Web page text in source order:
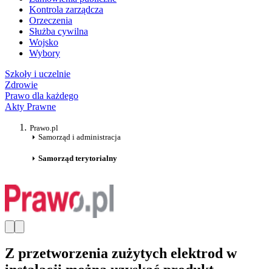
Kontrola zarządcza
Orzeczenia
Służba cywilna
Wojsko
Wybory
Szkoły i uczelnie
Zdrowie
Prawo dla każdego
Akty Prawne
Prawo.pl
Samorząd i administracja
Samorząd terytorialny
Z przetworzenia zużytych elektrod w